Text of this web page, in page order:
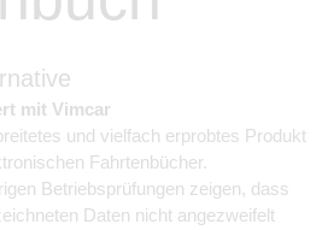
mit Vimcar
und vielfach erprobtes Produkt
Fahrtenbücher.
Betriebsprüfungen zeigen, dass
Daten nicht angezweifelt